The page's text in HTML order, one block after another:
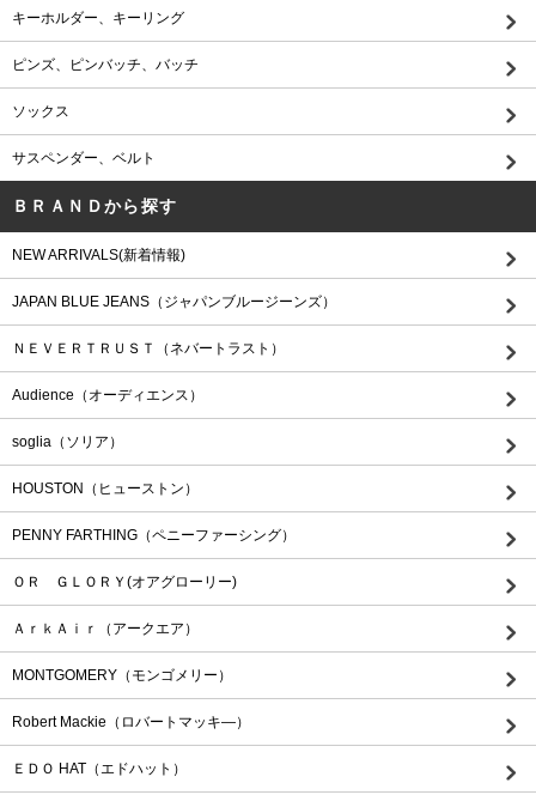
キーホルダー、キーリング
ピンズ、ピンバッチ、バッチ
ソックス
サスペンダー、ベルト
ＢＲＡＮＤから探す
NEW ARRIVALS(新着情報)
JAPAN BLUE JEANS（ジャパンブルージーンズ）
ＮＥＶＥＲＴＲＵＳＴ（ネバートラスト）
Audience（オーディエンス）
soglia（ソリア）
HOUSTON（ヒューストン）
PENNY FARTHING（ペニーファーシング）
ＯＲ ＧＬＯＲＹ(オアグローリー)
ＡｒｋＡｉｒ（アークエア）
MONTGOMERY（モンゴメリー）
Robert Mackie（ロバートマッキ―）
ＥＤＯ HAT（エドハット）